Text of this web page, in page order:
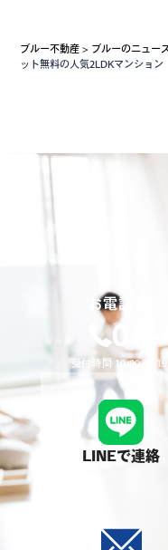
ブルー不動産 > ブルーのニュース
ット無料の人気2LDKマンション
お電話で
06-
受付時間 10:00 〜
LINEで連絡